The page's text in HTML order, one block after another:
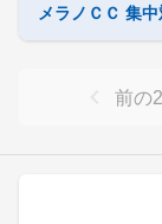
メラノＣＣ 集
前の